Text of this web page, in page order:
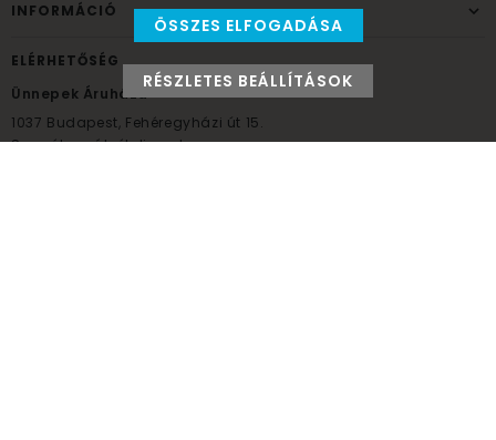
INFORMÁCIÓ
ELÉRHETŐSÉG
Ünnepek Áruháza
1037 Budapest, Fehéregyházi út 15.
Személyes átvételi pont
ÖSSZES ELFOGADÁSA
RÉSZLETES BEÁLLÍTÁSOK